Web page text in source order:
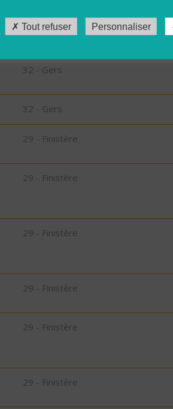
32 - Gers
32 - Gers
32 - Gers
29 - Finistère
29 - Finistère
29 - Finistère
29 - Finistère
29 - Finistère
29 - Finistère
Tout refuser Personnaliser